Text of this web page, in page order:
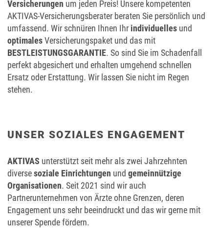
Versicherungen um jeden Preis! Unsere kompetenten
AKTIVAS-Versicherungsberater beraten Sie persönlich und
umfassend. Wir schnüren Ihnen Ihr individuelles und
optimalesVersicherungspaket und das mit
BESTLEISTUNGSGARANTIE. So sind Sie im Schadenfall
perfekt abgesichert und erhalten umgehend schnellen
Ersatz oder Erstattung. Wir lassen Sie nicht im Regen
stehen.
UNSER SOZIALES ENGAGEMENT
AKTIVAS unterstützt seit mehr als zwei Jahrzehnten
diversesoziale Einrichtungen und gemeinnützige
Organisationen. Seit 2021 sind wir auch
Partnerunternehmen von Ärzte ohne Grenzen, deren
Engagement uns sehr beeindruckt und das wir gerne mit
unserer Spende fördern.